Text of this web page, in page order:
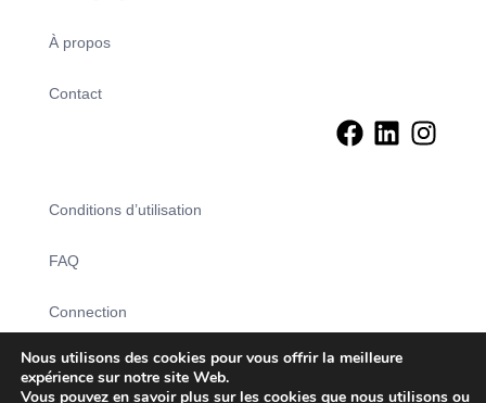
À propos
Contact
Conditions d’utilisation
FAQ
Connection
Créez votre compte
Nous utilisons des cookies pour vous offrir la meilleure
expérience sur notre site Web.
Vous pouvez en savoir plus sur les cookies que nous utilisons ou